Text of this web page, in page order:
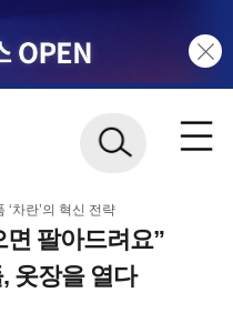
차란’의 혁신 전략
면 팔아드려요”
옷장을 열다